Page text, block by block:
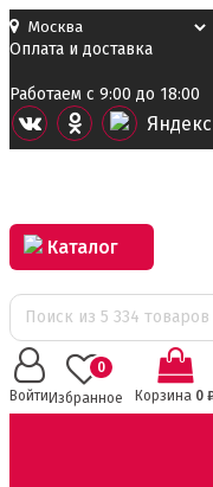
Оплата и доставка
Работаем с 9:00 до 18:00
Яндекс
Каталог
Войти
0
Избранное
Корзина 0